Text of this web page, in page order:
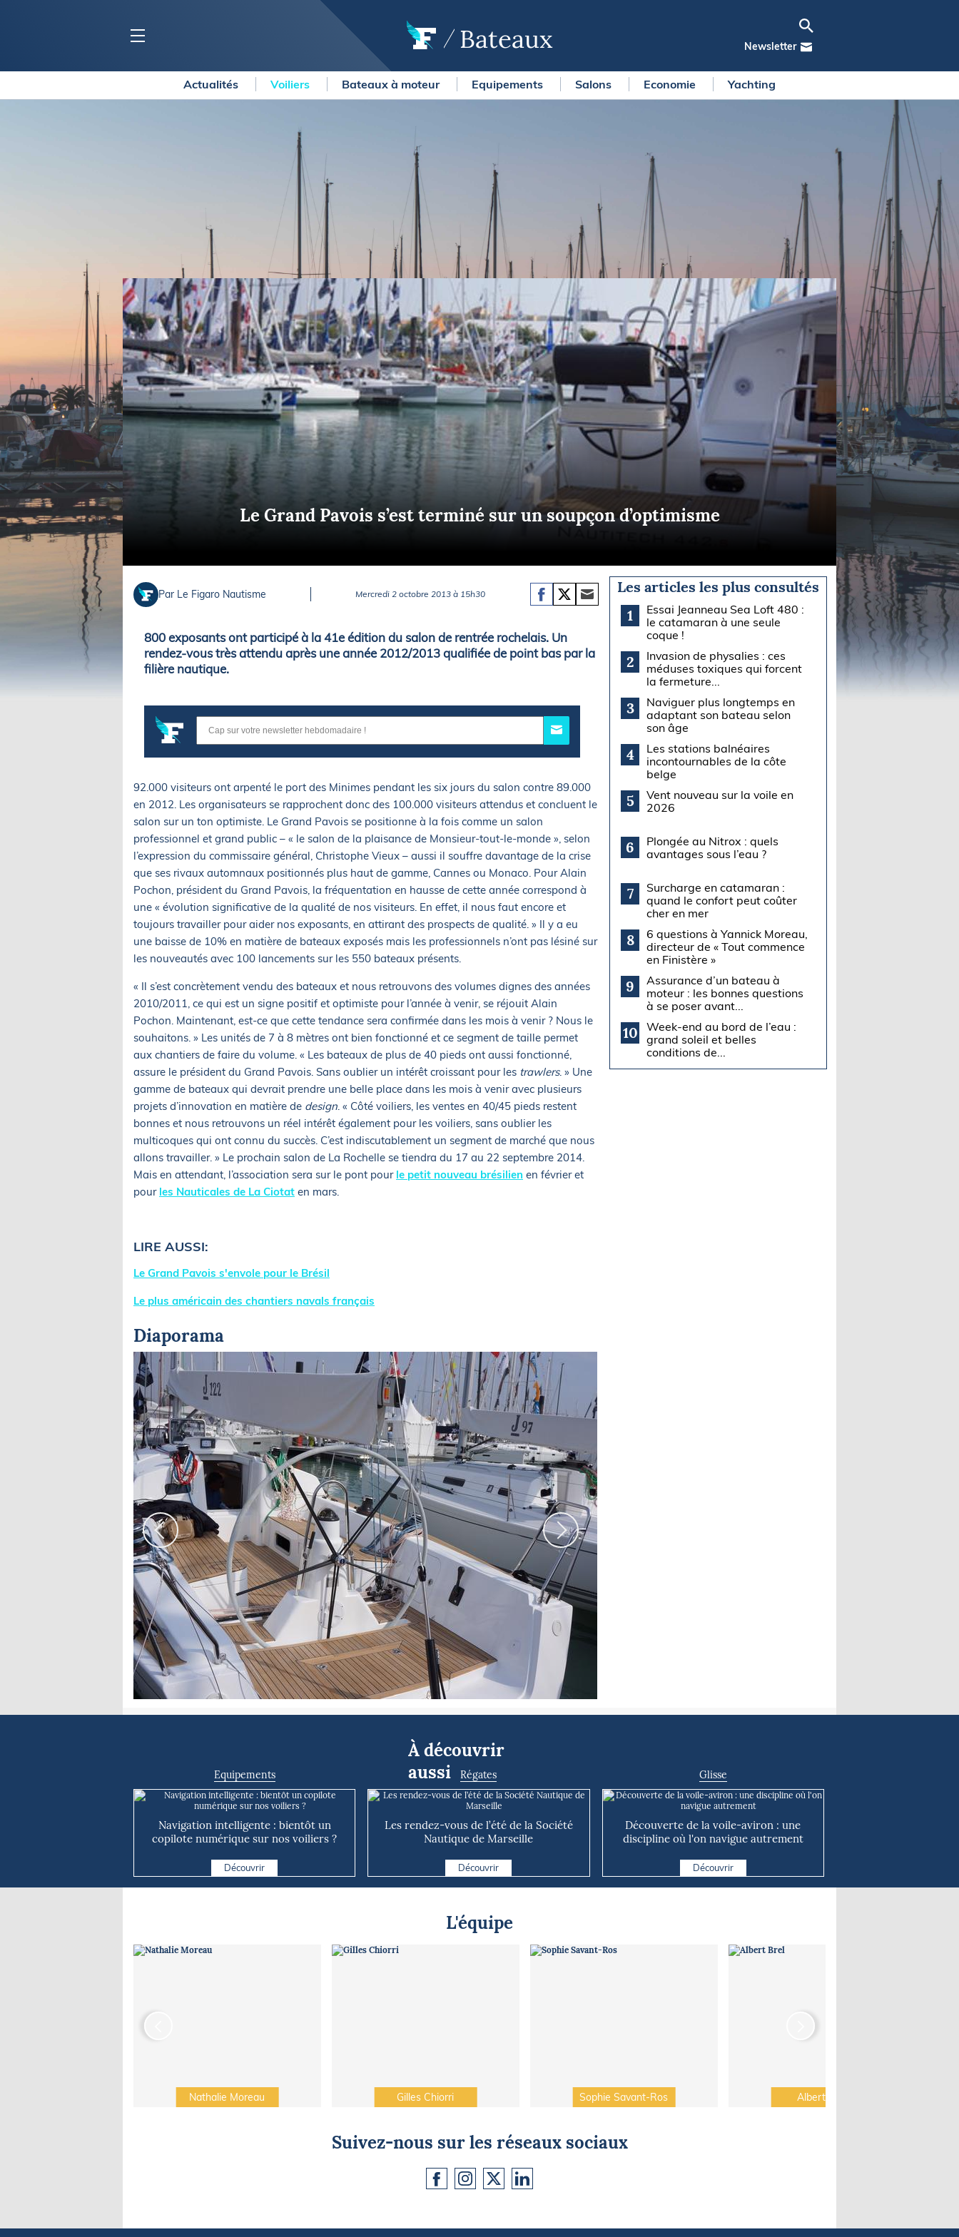
Bateaux Newsletter
Règlementation
BATEAUX
Voiliers
Bateaux à moteur
Equipements
Salons
Economie
Yachting
La Solitaire du Figaro Paprec
Transat Paprec
Vendée Globe
Arkea Ultim Challenge
Route du Rhum - Destination
Guadeloupe
Transat Café l'Or
America's Cup
LOISIRS
Pêche en mer
Plongée
Glisse
Culture nautique
Gastronomie
Blogs
SERVICES
Nos magazines
La newsletter
METEO CONSULT Marine
Briefings
FLASH INFO
Actualités Voiliers Bateaux à moteur Equipements Salons Economie Yachting
Le Grand Pavois s’est terminé sur un soupçon d’optimisme
Par Le Figaro Nautisme Mercredi 2 octobre 2013 à 15h30
800 exposants ont participé à la 41e édition du salon de rentrée rochelais. Un
rendez-vous très attendu après une année 2012/2013 qualifiée de point bas par la
filière nautique.
92.000 visiteurs ont arpenté le port des Minimes pendant les six jours du salon contre 89.000
en 2012. Les organisateurs se rapprochent donc des 100.000 visiteurs attendus et concluent le
salon sur un ton optimiste. Le Grand Pavois se positionne à la fois comme un salon
professionnel et grand public – « le salon de la plaisance de Monsieur-tout-le-monde », selon
l’expression du commissaire général, Christophe Vieux – aussi il souffre davantage de la crise
que ses rivaux automnaux positionnés plus haut de gamme, Cannes ou Monaco. Pour Alain
Pochon, président du Grand Pavois, la fréquentation en hausse de cette année correspond à
une « évolution significative de la qualité de nos visiteurs. En effet, il nous faut encore et
toujours travailler pour aider nos exposants, en attirant des prospects de qualité. » Il y a eu
une baisse de 10% en matière de bateaux exposés mais les professionnels n’ont pas lésiné sur
les nouveautés avec 100 lancements sur les 550 bateaux présents.
« Il s’est concrètement vendu des bateaux et nous retrouvons des volumes dignes des années
2010/2011, ce qui est un signe positif et optimiste pour l’année à venir, se réjouit Alain
Pochon. Maintenant, est-ce que cette tendance sera confirmée dans les mois à venir ? Nous le
souhaitons. » Les unités de 7 à 8 mètres ont bien fonctionné et ce segment de taille permet
aux chantiers de faire du volume. « Les bateaux de plus de 40 pieds ont aussi fonctionné,
assure le président du Grand Pavois. Sans oublier un intérêt croissant pour les trawlers. » Une
gamme de bateaux qui devrait prendre une belle place dans les mois à venir avec plusieurs
projets d’innovation en matière de design. « Côté voiliers, les ventes en 40/45 pieds restent
bonnes et nous retrouvons un réel intérêt également pour les voiliers, sans oublier les
multicoques qui ont connu du succès. C’est indiscutablement un segment de marché que nous
allons travailler. » Le prochain salon de La Rochelle se tiendra du 17 au 22 septembre 2014.
Mais en attendant, l’association sera sur le pont pour le petit nouveau brésilien en février et
pour les Nauticales de La Ciotat en mars.
LIRE AUSSI:
Le Grand Pavois s'envole pour le Brésil
Le plus américain des chantiers navals français
Diaporama
Les articles les plus consultés
1
Essai Jeanneau Sea Loft 480 :
le catamaran à une seule
coque !
2
Invasion de physalies : ces
méduses toxiques qui forcent
la fermeture...
3
Naviguer plus longtemps en
adaptant son bateau selon
son âge
4
Les stations balnéaires
incontournables de la côte
belge
5
Vent nouveau sur la voile en
2026
6
Plongée au Nitrox : quels
avantages sous l’eau ?
7
Surcharge en catamaran :
quand le confort peut coûter
cher en mer
8
6 questions à Yannick Moreau,
directeur de « Tout commence
en Finistère »
9
Assurance d’un bateau à
moteur : les bonnes questions
à se poser avant...
10
Week-end au bord de l’eau :
grand soleil et belles
conditions de...
À découvrir
aussi
Equipements
Navigation intelligente : bientôt un
copilote numérique sur nos voiliers ?
Découvrir
Régates
Les rendez-vous de l’été de la Société
Nautique de Marseille
Découvrir
Glisse
Découverte de la voile-aviron : une
discipline où l'on navigue autrement
Découvrir
L'équipe
Nathalie Moreau Gilles Chiorri Sophie Savant-Ros Albert Brel
Suivez-nous sur les réseaux sociaux